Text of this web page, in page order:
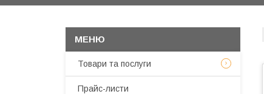
Товари та послуги
Прайс-листи